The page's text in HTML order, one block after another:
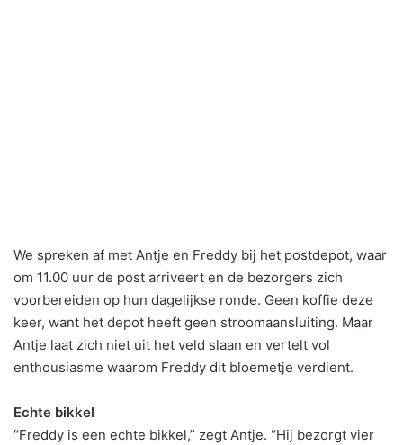
We spreken af met Antje en Freddy bij het postdepot, waar
om 11.00 uur de post arriveert en de bezorgers zich
voorbereiden op hun dagelijkse ronde. Geen koffie deze
keer, want het depot heeft geen stroomaansluiting. Maar
Antje laat zich niet uit het veld slaan en vertelt vol
enthousiasme waarom Freddy dit bloemetje verdient.
Echte bikkel
“Freddy is een echte bikkel,” zegt Antje. “Hij bezorgt vier